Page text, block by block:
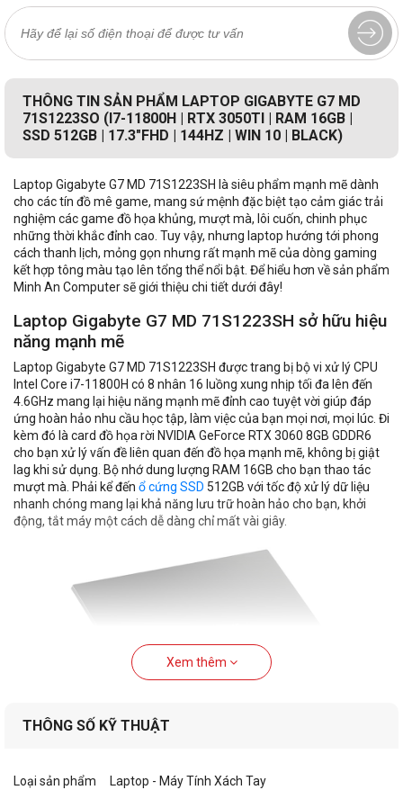
THÔNG TIN SẢN PHẨM LAPTOP GIGABYTE G7 MD
71S1223SO (I7-11800H | RTX 3050TI | RAM 16GB |
SSD 512GB | 17.3"FHD | 144HZ | WIN 10 | BLACK)
Laptop Gigabyte G7 MD 71S1223SH là siêu phẩm mạnh mẽ dành
cho các tín đồ mê game, mang sứ mệnh đặc biệt tạo cảm giác trải
nghiệm các game đồ họa khủng, mượt mà, lôi cuốn, chinh phục
những thời khắc đỉnh cao. Tuy vậy, nhưng laptop hướng tới phong
cách thanh lịch, mỏng gọn nhưng rất mạnh mẽ của dòng gaming
kết hợp tông màu tạo lên tổng thể nổi bật. Để hiểu hơn về sản phẩm
Minh An Computer sẽ giới thiệu chi tiết dưới đây!
Laptop Gigabyte G7 MD 71S1223SH sở hữu hiệu
năng mạnh mẽ
Laptop Gigabyte G7 MD 71S1223SH được trang bị bộ vi xử lý CPU
Intel Core i7-11800H có 8 nhân 16 luồng xung nhịp tối đa lên đến
4.6GHz mang lại hiệu năng mạnh mẽ đỉnh cao tuyệt vời giúp đáp
ứng hoàn hảo nhu cầu học tập, làm việc của bạn mọi nơi, mọi lúc. Đi
kèm đó là card đồ họa rời NVIDIA GeForce RTX 3060 8GB GDDR6
cho bạn xử lý vấn đề liên quan đến đồ họa mạnh mẽ, không bị giật
lag khi sử dụng. Bộ nhớ dung lượng RAM 16GB cho bạn thao tác
mượt mà. Phải kể đến ổ cứng SSD 512GB với tốc độ xử lý dữ liệu
nhanh chóng mang lại khả năng lưu trữ hoàn hảo cho bạn, khởi
động, tắt máy một cách dễ dàng chỉ mất vài giây.
Tính năng nổi bật của laptop Gigabyte G7 MD
Xem thêm
THÔNG SỐ KỸ THUẬT
Loại sản phẩm Laptop - Máy Tính Xách Tay